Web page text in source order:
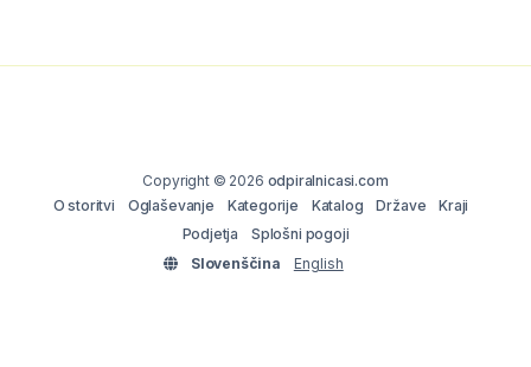
Copyright © 2026 odpiralnicasi.com
O storitvi
Oglaševanje Kategorije Katalog Države
Kraji
Podjetja
Splošni pogoji
Slovenščina
English